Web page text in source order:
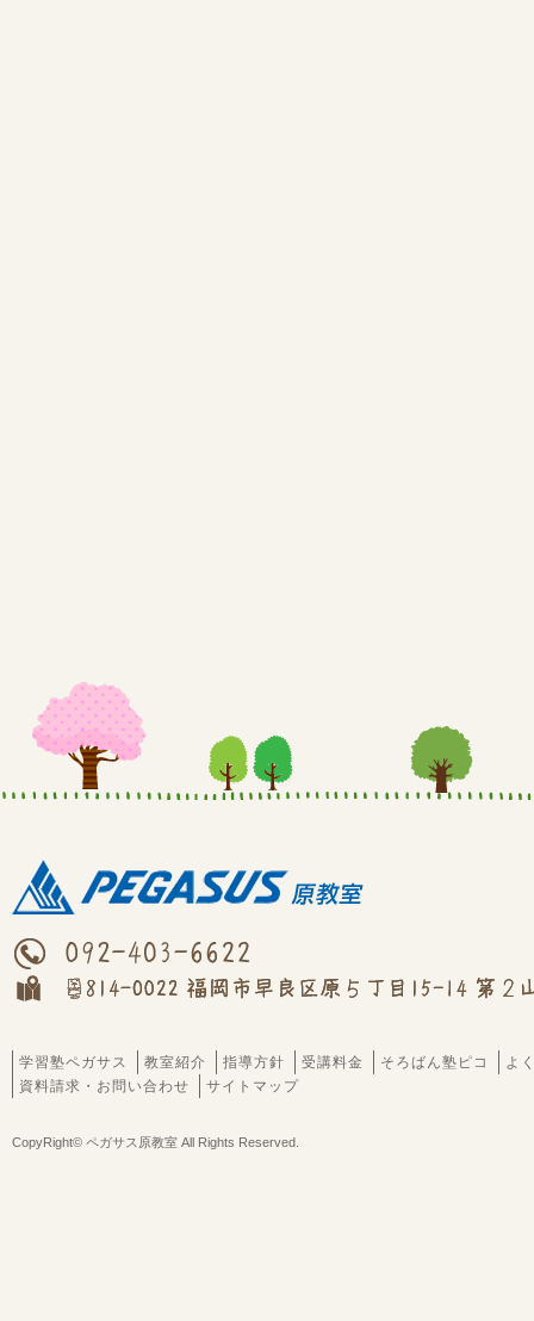
学習塾ペガサス 教室紹介 指導方針 受講料金 そろばん塾ピコ
よ
資料請求・お問い合わせ
サイトマップ
CopyRight© ペガサス原教室 All Rights Reserved.